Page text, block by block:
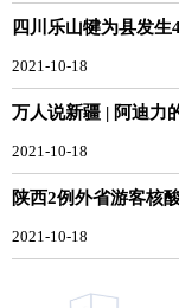
四川乐山犍为县发
2021-10-18
万人说新疆 | 阿迪力
2021-10-18
陕西2例外省游客核
2021-10-18